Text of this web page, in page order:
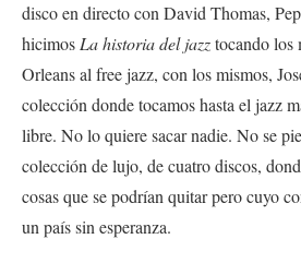
disco en directo con David Thomas,
hicimos La historia del jazztocando los
Orleans al free jazz, con los mismos,
colección donde tocamos hasta el jazz
libre. No lo quiere sacar nadie. No se
colección de lujo, de cuatro discos,
cosas que se podrían quitar pero cuyo
un país sin esperanza.